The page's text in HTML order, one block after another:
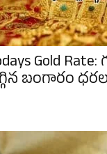
Gold
బంగారం